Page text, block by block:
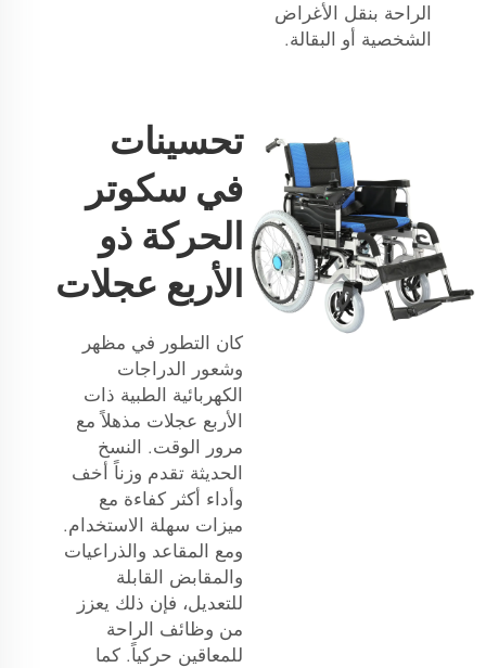
الراحة بنقل الأغراض
الشخصية أو البقالة.
تحسينات
في سكوتر
الحركة ذو
الأربع عجلات
كان التطور في مظهر
وشعور الدراجات
الكهربائية الطبية ذات
الأربع عجلات مذهلاً مع
مرور الوقت. النسخ
الحديثة تقدم وزناً أخف
وأداء أكثر كفاءة مع
ميزات سهلة الاستخدام.
ومع المقاعد والذراعيات
والمقابض القابلة
للتعديل، فإن ذلك يعزز
من وظائف الراحة
للمعاقين حركياً. كما